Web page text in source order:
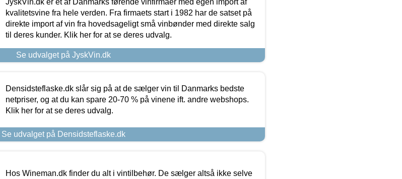
kvalitetsvine fra hele verden. Fra firmaets start i 1982 har de satset på
direkte import af vin fra hovedsageligt små vinbønder med direkte salg
til deres kunder. Klik her for at se deres udvalg.
Se udvalget på JyskVin.dk
Densidsteflaske.dk slår sig på at de sælger vin til Danmarks bedste
netpriser, og at du kan spare 20-70 % på vinene ift. andre webshops.
Klik her for at se deres udvalg.
Se udvalget på Densidsteflaske.dk
Hos Wineman.dk finder du alt i vintilbehør. De sælger altså ikke selve